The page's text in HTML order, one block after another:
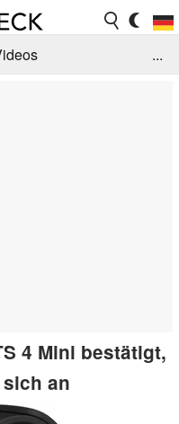
...
4 Mini bestätigt,
an